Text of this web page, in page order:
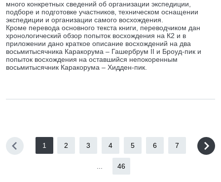
много конкретных сведений об организации экспедиции,
подборе и подготовке участников, техническом оснащении
экспедиции и организации самого восхождения.
Кроме перевода основного текста книги, переводчиком дан
хронологический обзор попыток восхождения на К2 и в
приложении дано краткое описание восхождений на два
восьмитысячника Каракорума – Гашербрум II и Броуд-пик и
попыток восхождения на оставшийся непокоренным
восьмитысячник Каракорума – Хидден-пик.
1 2 3 4 5 6 7
46